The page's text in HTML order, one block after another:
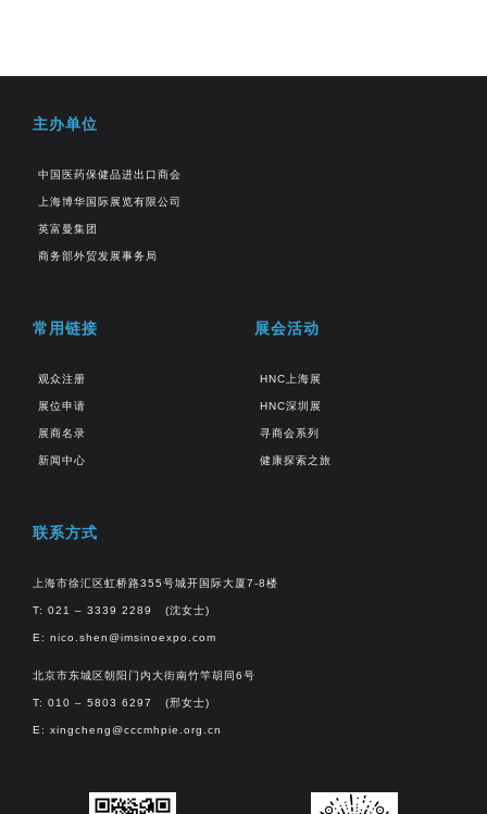
主办单位
中国医药保健品进出口商会
上海博华国际展览有限公司
英富曼集团
商务部外贸发展事务局
常用链接
观众注册
展位申请
展商名录
新闻中心
展会活动
HNC上海展
HNC深圳展
寻商会系列
健康探索之旅
联系方式
上海市徐汇区虹桥路355号城开国际大厦7-8楼
T: 021 – 3339 2289 (沈女士)
E: nico.shen@imsinoexpo.com
北京市东城区朝阳门内大街南竹竿胡同6号
T: 010 – 5803 6297 (邢女士)
E: xingcheng@cccmhpie.org.cn